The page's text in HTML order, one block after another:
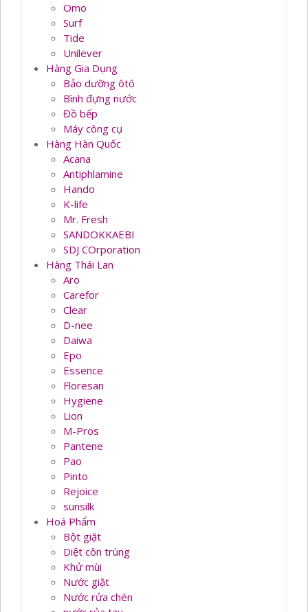
Omo
Surf
Tide
Unilever
Hàng Gia Dụng
Bảo dưỡng ôtô
Bình đựng nước
Đồ bếp
Máy công cụ
Hàng Hàn Quốc
Acana
Antiphlamine
Hando
K-life
Mr. Fresh
SANDOKKAEBI
SDJ COrporation
Hàng Thái Lan
Aro
Carefor
Clear
D-nee
Daiwa
Epo
Essence
Floresan
Hygiene
Lion
M-Pros
Pantene
Pao
Pinto
Rejoice
sunsilk
Hoá Phẩm
Bột giặt
Diệt côn trùng
Khử mùi
Nước giặt
Nước rửa chén